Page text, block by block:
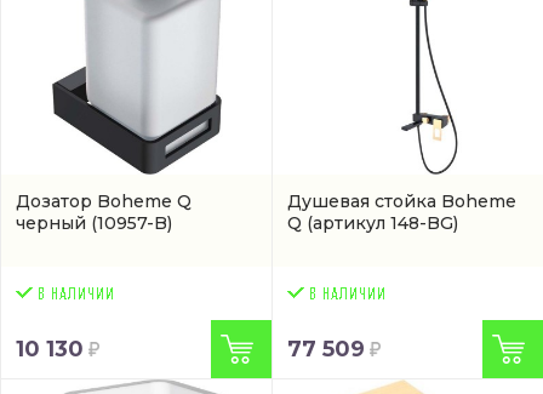
Дозатор Boheme Q
черный (10957-B)
10 130
Душевая стойка Boheme
Q (артикул 148-BG)
77 509